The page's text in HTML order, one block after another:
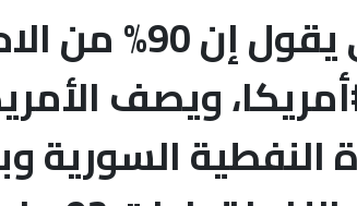
وزير النفط
ويصف
السورية